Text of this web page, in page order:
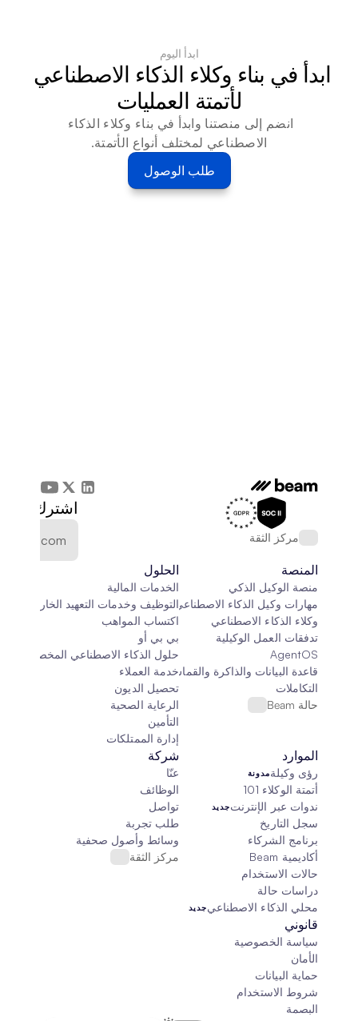
ابدأ اليوم
لأتمتة العمليات
الاصطناعي لمختلف أنواع الأتمتة.
طلب الوصول
مركز الثقة
اشترك في
المنصة
منصة الوكيل الذكي
مهارات وكيل الذكاء الاصطناعي
وكلاء الذكاء الاصطناعي
تدفقات العمل الوكيلية
AgentOS
قاعدة البيانات والذاكرة والقماش
التكاملات
حالة Beam
الحلول
الخدمات المالية
التوظيف وخدمات التعهيد الخارجي
اكتساب المواهب
بي بي أو
حلول الذكاء الاصطناعي المخصصة
خدمة العملاء
تحصيل الديون
الرعاية الصحية
التأمين
إدارة الممتلكات
الموارد
رؤى وكيلةمدونة
أتمتة الوكلاء 101
ندوات عبر الإنترنتجديد
سجل التاريخ
برنامج الشركاء
أكاديمية Beam
حالات الاستخدام
دراسات حالة
محلي الذكاء الاصطناعيجديد
شركة
عنّا
الوظائف
تواصل
طلب تجربة
وسائط وأصول صحفية
مركز الثقة
قانوني
سياسة الخصوصية
الأمان
حماية البيانات
شروط الاستخدام
البصمة